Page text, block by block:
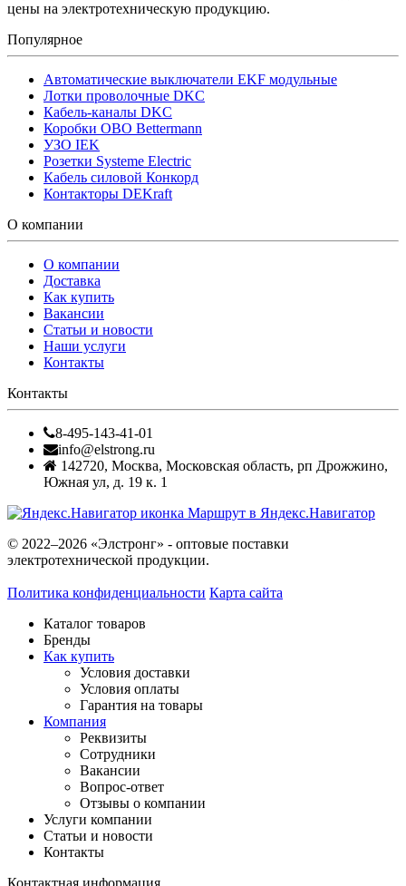
цены на электротехническую продукцию.
Популярное
Автоматические выключатели EKF модульные
Лотки проволочные DKC
Кабель-каналы DKC
Коробки OBO Bettermann
УЗО IEK
Розетки Systeme Electric
Кабель силовой Конкорд
Контакторы DEKraft
О компании
О компании
Доставка
Как купить
Вакансии
Статьи и новости
Наши услуги
Контакты
Контакты
8-495-143-41-01
info@elstrong.ru
142720, Москва, Московская область, рп Дрожжино,
Южная ул, д. 19 к. 1
Маршрут в Яндекс.Навигатор
© 2022–2026 «Элстронг» - оптовые поставки
электротехнической продукции.
Политика конфиденциальности Карта сайта
Каталог товаров
Бренды
Как купить
Условия доставки
Условия оплаты
Гарантия на товары
Компания
Реквизиты
Сотрудники
Вакансии
Вопрос-ответ
Отзывы о компании
Услуги компании
Статьи и новости
Контакты
Контактная информация